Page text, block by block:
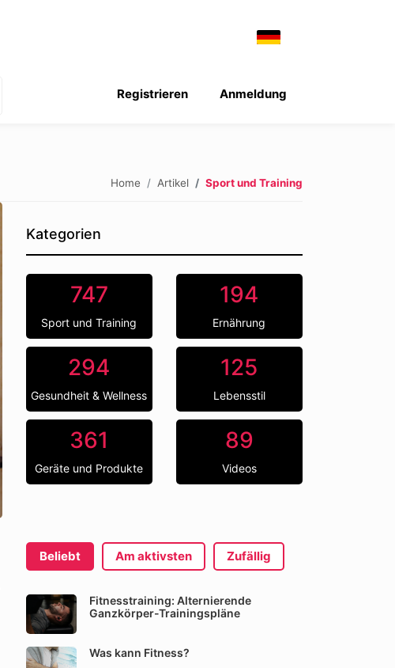
Anmeldung
Registrieren
Home Artikel Sport und Training
Kategorien
747
Sport und Training
194
Ernährung
294
Gesundheit & Wellness
125
Lebensstil
361
Geräte und Produkte
89
Videos
Beliebt Am aktivsten Zufällig
Fitnesstraining: Alternierende
Ganzkörper-Trainingspläne
Was kann Fitness?